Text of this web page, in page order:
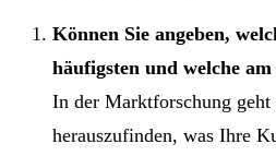
Können Sie angeben,
häufigsten und welche
In der Marktforschung geht
herauszufinden, was Ihre